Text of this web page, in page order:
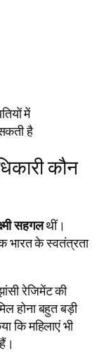
में
है
कौन
सहगलथीं।
भारत के स्वतंत्रता
रेजिमेंट की
होना बहुत बड़ी
कि महिलाएं भी